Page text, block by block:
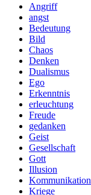
Angriff
angst
Bedeutung
Bild
Chaos
Denken
Dualismus
Ego
Erkenntnis
erleuchtung
Freude
gedanken
Geist
Gesellschaft
Gott
Illusion
Kommunikation
Kriege